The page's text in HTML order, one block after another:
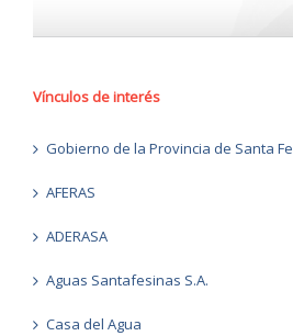
Vínculos de interés
Gobierno de la Provincia de Santa Fe
AFERAS
ADERASA
Aguas Santafesinas S.A.
Casa del Agua